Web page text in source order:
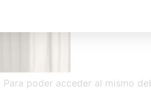
poder acceder al mismo